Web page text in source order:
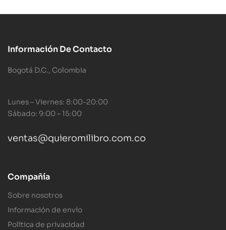
Información De Contacto
Bogotá D.C., Colombia
Lunes – Viernes: 8:00-20:00
Sábado: 9:00 – 15:00
ventas@quieromilibro.com.co
Compañía
Sobre nosotros
Información de envío
Política de privacidad